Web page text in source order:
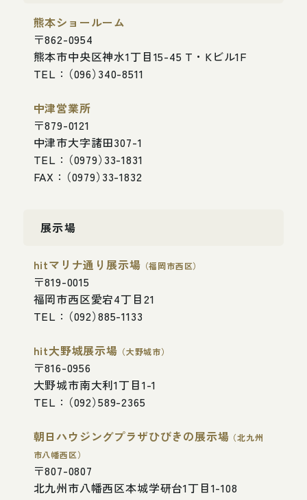
熊本シ ョ ールーム
〒862-0954
熊本市中央区神水1丁目15-45 T ・ Kビル1F
TEL ：（096）
340-8511
中津営業所
〒879-0121
中津市大字諸田307-1
TEL ：（0979）
33-1831
FAX ：（0979）
33-1832
展示場
hitマ リ ナ通 り展示場（福岡市西区）
〒819-0015
福岡市西区愛宕4丁目21
TEL ：（092）
885-1133
hit大野城展示場（大野城市）
〒816-0956
大野城市南大利1丁目1-1
TEL ：（092）
589-2365
朝日ハウジングプラザひびきの展示場（北九州
市八幡西区）
〒807-0807
北九州市八幡西区本城学研台1丁目1-108